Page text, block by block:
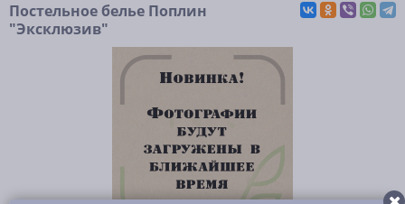
Постельное белье Поплин
"Эксклюзив"